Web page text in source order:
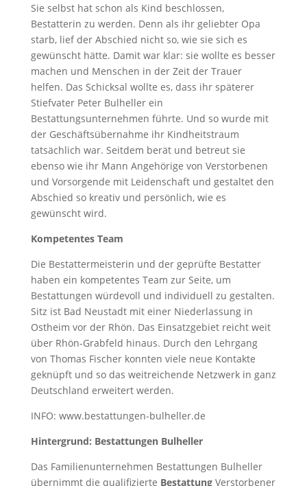
Sie selbst hat schon als Kind beschlossen,
Bestatterin zu werden. Denn als ihr geliebter Opa
starb, lief der Abschied nicht so, wie sie sich es
gewünscht hätte. Damit war klar: sie wollte es besser
machen und Menschen in der Zeit der Trauer
helfen. Das Schicksal wollte es, dass ihr späterer
Stiefvater Peter Bulheller ein
Bestattungsunternehmen führte. Und so wurde mit
der Geschäftsübernahme ihr Kindheitstraum
tatsächlich war. Seitdem berät und betreut sie
ebenso wie ihr Mann Angehörige von Verstorbenen
und Vorsorgende mit Leidenschaft und gestaltet den
Abschied so kreativ und persönlich, wie es
gewünscht wird.
Kompetentes Team
Die Bestattermeisterin und der geprüfte Bestatter
haben ein kompetentes Team zur Seite, um
Bestattungen würdevoll und individuell zu gestalten.
Sitz ist Bad Neustadt mit einer Niederlassung in
Ostheim vor der Rhön. Das Einsatzgebiet reicht weit
über Rhön-Grabfeld hinaus. Durch den Lehrgang
von Thomas Fischer konnten viele neue Kontakte
geknüpft und so das weitreichende Netzwerk in ganz
Deutschland erweitert werden.
INFO: www.bestattungen-bulheller.de
Hintergrund: Bestattungen Bulheller
Das Familienunternehmen Bestattungen Bulheller
übernimmt die qualifizierte BestattungVerstorbener